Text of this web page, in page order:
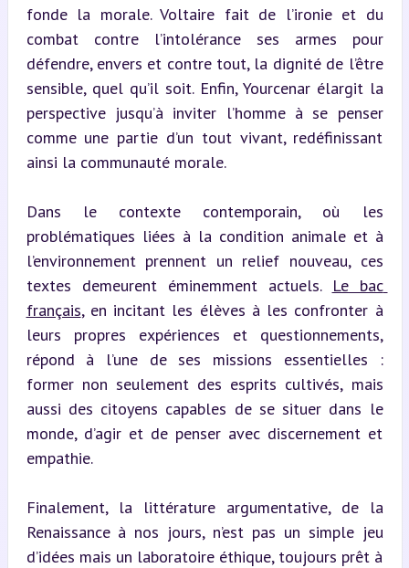
fonde la morale. Voltaire fait de l’ironie et du
combat contre l’intolérance ses armes pour
défendre, envers et contre tout, la dignité de l’être
sensible, quel qu’il soit. Enfin, Yourcenar élargit la
perspective jusqu’à inviter l’homme à se penser
comme une partie d’un tout vivant, redéfinissant
ainsi la communauté morale.
Dans le contexte contemporain, où les
problématiques liées à la condition animale et à
l’environnement prennent un relief nouveau, ces
textes demeurent éminemment actuels. Le bac
français, en incitant les élèves à les confronter à
leurs propres expériences et questionnements,
répond à l’une de ses missions essentielles :
former non seulement des esprits cultivés, mais
aussi des citoyens capables de se situer dans le
monde, d’agir et de penser avec discernement et
empathie.
Finalement, la littérature argumentative, de la
Renaissance à nos jours, n’est pas un simple jeu
d’idées mais un laboratoire éthique, toujours prêt à